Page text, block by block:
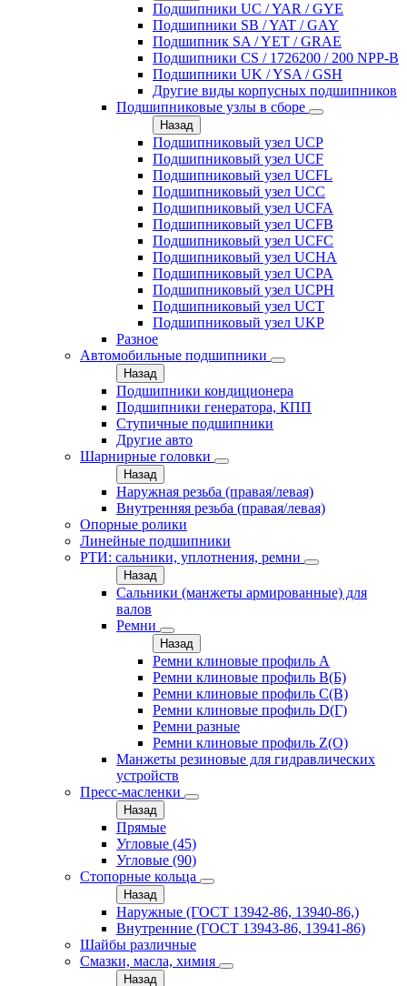
Подшипники UC / YAR / GYE
Подшипники SB / YAT / GAY
Подшипник SA / YET / GRAE
Подшипники CS / 1726200 / 200 NPP-B
Подшипники UK / YSA / GSH
Другие виды корпусных подшипников
Подшипниковые узлы в сборе
Назад
Подшипниковый узел UCP
Подшипниковый узел UCF
Подшипниковый узел UCFL
Подшипниковый узел UCC
Подшипниковый узел UCFA
Подшипниковый узел UCFB
Подшипниковый узел UCFC
Подшипниковый узел UCHA
Подшипниковый узел UCPA
Подшипниковый узел UCPH
Подшипниковый узел UCT
Подшипниковый узел UKP
Разное
Автомобильные подшипники
Назад
Подшипники кондиционера
Подшипники генератора, КПП
Ступичные подшипники
Другие авто
Шарнирные головки
Назад
Наружная резьба (правая/левая)
Внутренняя резьба (правая/левая)
Опорные ролики
Линейные подшипники
РТИ: сальники, уплотнения, ремни
Назад
Сальники (манжеты армированные) для
валов
Ремни
Назад
Ремни клиновые профиль A
Ремни клиновые профиль B(Б)
Ремни клиновые профиль C(В)
Ремни клиновые профиль D(Г)
Ремни разные
Ремни клиновые профиль Z(О)
Манжеты резиновые для гидравлических
устройств
Пресс-масленки
Назад
Прямые
Угловые (45)
Угловые (90)
Стопорные кольца
Назад
Наружные (ГОСТ 13942-86, 13940-86,)
Внутренние (ГОСТ 13943-86, 13941-86)
Шайбы различные
Смазки, масла, химия
Назад